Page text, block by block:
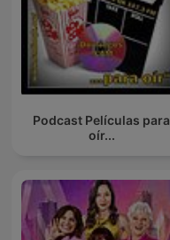
Podcast Películas para
oír...